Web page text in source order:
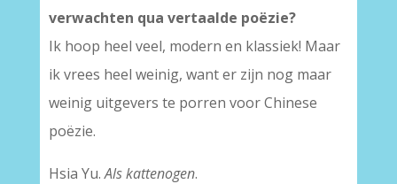
verwachten qua vertaalde poëzie?
Ik hoop heel veel, modern en klassiek! Maar
ik vrees heel weinig, want er zijn nog maar
weinig uitgevers te porren voor Chinese
poëzie.
Hsia Yu.Als kattenogen.